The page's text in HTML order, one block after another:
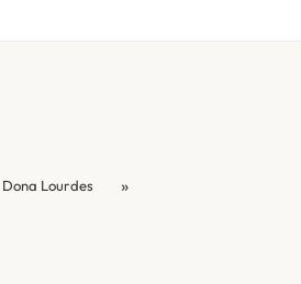
Dona Lourdes »